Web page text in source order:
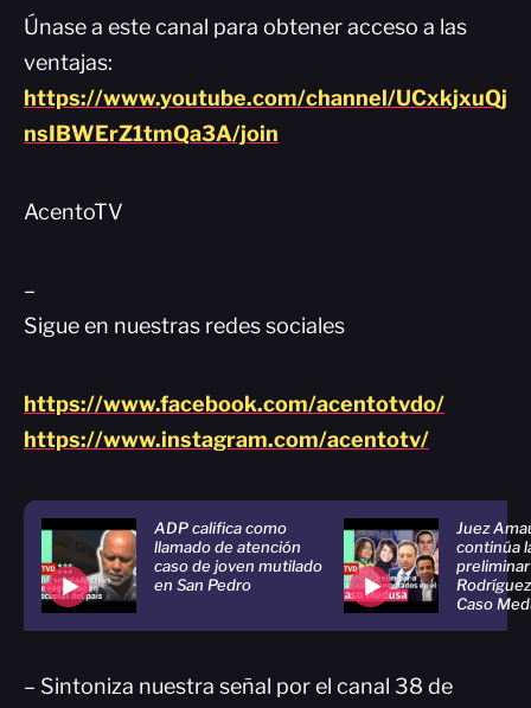
Únase a este canal para obtener acceso a las
ventajas:
https://www.youtube.com/channel/UCxkjxuQj
nsIBWErZ1tmQa3A/join
AcentoTV
–
Sigue en nuestras redes sociales
https://www.facebook.com/acentotvdo/
https://www.instagram.com/acentotv/
ADP califica como
llamado de atención
caso de joven mutilado
en San Pedro
Juez
continúa
Caso
– Sintoniza nuestra señal por el canal 38 de